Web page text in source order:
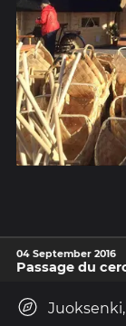
04 September 2016
Passage du